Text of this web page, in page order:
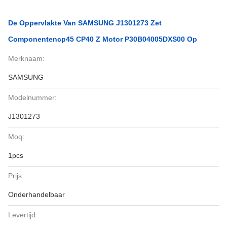
De Oppervlakte Van SAMSUNG J1301273 Zet
Componentencp45 CP40 Z Motor P30B04005DXS00 Op
Merknaam:
SAMSUNG
Modelnummer:
J1301273
Moq:
1pcs
Prijs:
Onderhandelbaar
Levertijd: